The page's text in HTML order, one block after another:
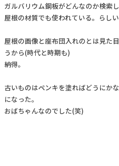
ガルバリウム鋼板がどんなのか検索し
屋根の材質でも使われている。らしい
屋根の画像と座布団入れのとは見た
うから(時代と時期も)
納得。
古いものはペンキを塗ればどうにか
になった。
おばちゃんなのでした(笑)